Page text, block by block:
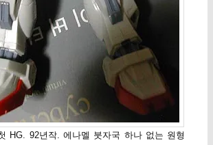
HG. 92년작. 에나멜 붓자국 하나 없는 원형